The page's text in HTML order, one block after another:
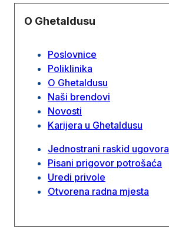
O Ghetaldusu
Poslovnice
Poliklinika
O Ghetaldusu
Naši brendovi
Novosti
Karijera u Ghetaldusu
Jednostrani raskid ugovora
Pisani prigovor potrošaća
Uredi privole
Otvorena radna mjesta